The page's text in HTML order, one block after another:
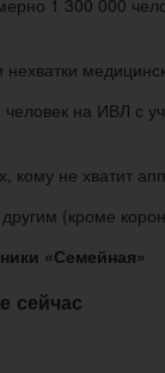
1 300 000
на ИВЛ с
кому не хватит
(кроме
«Семейная»
сейчас